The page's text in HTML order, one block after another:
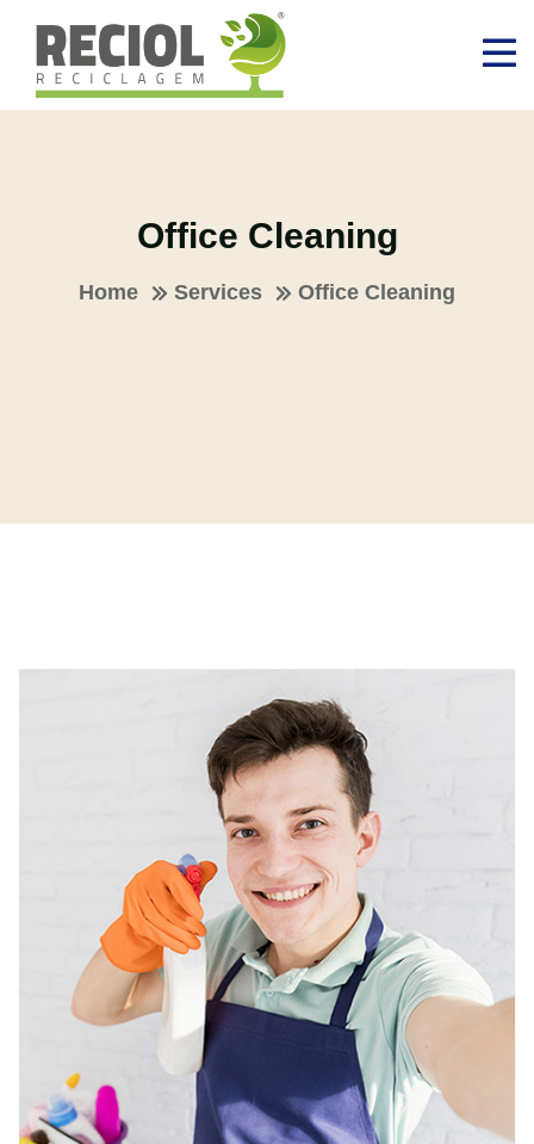
Office Cleaning
Home Services Office Cleaning